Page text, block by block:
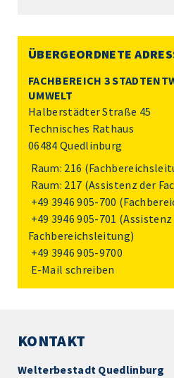
ÜBERGEORDNETE
FACHBEREICH 3
UMWELT
Halberstädter Straße 45
Technisches Rathaus
06484 Quedlinburg
Raum: 216
Raum: 217 (Assistenz der
+49 3946 905-700
+49 3946 905-701 (Assistenz
Fachbereichsleitung)
+49 3946 905-9700
E-Mail schreiben
KONTAKT
Welterbestadt Quedlinburg